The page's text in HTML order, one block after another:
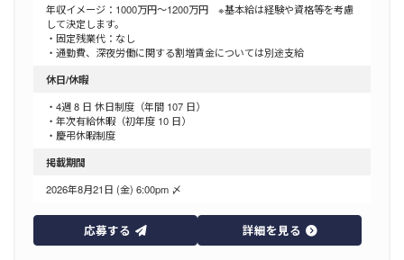
年収イメージ：1000万円～1200万円 ※基本給は経験や資格等を考慮
して決定します。
・固定残業代：なし
・通勤費、深夜労働に関する割増賃金については別途支給
休日/休暇
・4週 8 日 休日制度（年間 107 日）
・年次有給休暇（初年度 10 日）
・慶弔休暇制度
掲載期間
2026年8月21日 (金) 6:00pm 〆
応募する 詳細を見る